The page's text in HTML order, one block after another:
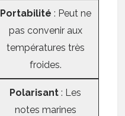
Portabilité : Peut ne
pas convenir aux
températures très
froides.
Polarisant : Les
notes marines